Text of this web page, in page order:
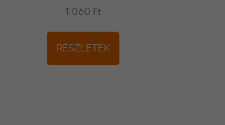
1 060 Ft
RÉSZLETEK